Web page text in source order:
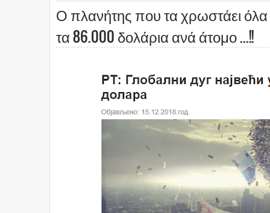
Ο πλανήτης που τα χρωστάει όλα
τα 86.000 δολάρια ανά άτομο ...!!